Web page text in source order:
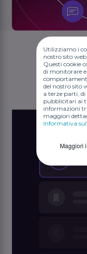
Utilizziamo i
nostro sito
Questi cookie
di monitorare
del nostro sito
a terze parti,
pubblicitari ai
informazioni
maggiori
Informativa
Maggiori